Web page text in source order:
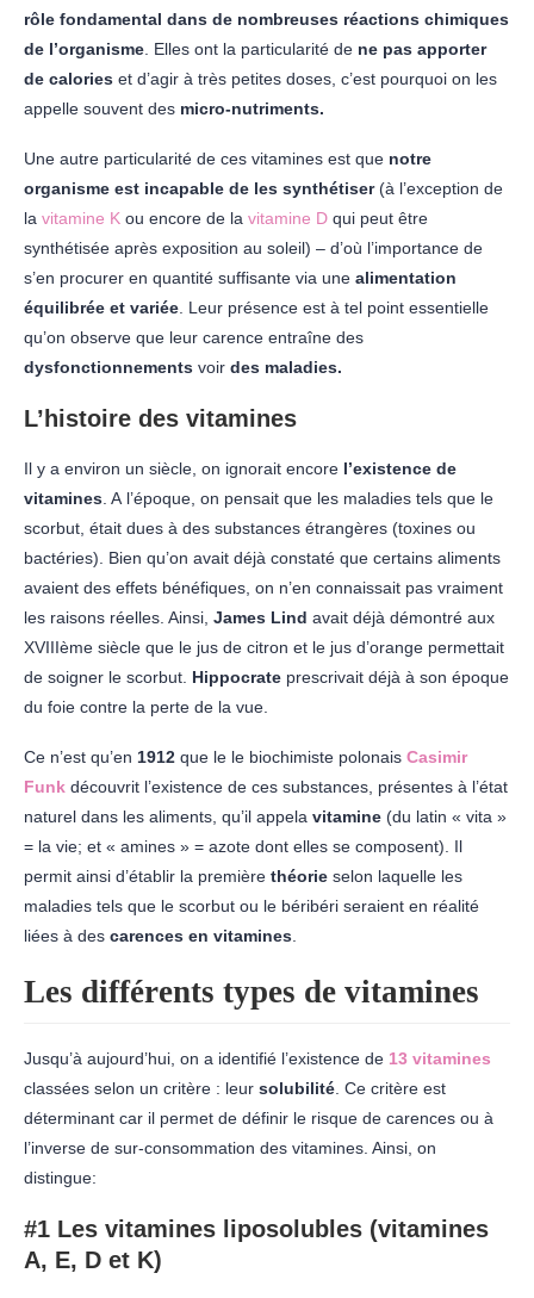
rôle fondamental dans de nombreuses réactions chimiques
de l’organisme . Elles ont la particularité de ne pas apporter
de calories et d’agir à très petites doses, c’est pourquoi on les
appelle souvent des micro-nutriments.
Une autre particularité de ces vitamines est que notre
organisme est incapable de les synthétiser(à l’exception de
la vitamine K ou encore de la vitamine D qui peut être
synthétisée après exposition au soleil) – d’où l’importance de
s’en procurer en quantité suffisante via une alimentation
équilibrée et variée . Leur présence est à tel point essentielle
qu’on observe que leur carence entraîne des
dysfonctionnements voir des maladies.
L’histoire des vitamines
Il y a environ un siècle, on ignorait encore l’existence de
vitamines . A l’époque, on pensait que les maladies tels que le
scorbut, était dues à des substances étrangères (toxines ou
bactéries). Bien qu’on avait déjà constaté que certains aliments
avaient des effets bénéfiques, on n’en connaissait pas vraiment
les raisons réelles. Ainsi, James Lind avait déjà démontré aux
XVIIIème siècle que le jus de citron et le jus d’orange permettait
de soigner le scorbut. Hippocrate prescrivait déjà à son époque
du foie contre la perte de la vue.
Ce n’est qu’en 1912 que le le biochimiste polonais Casimir
Funk découvrit l’existence de ces substances, présentes à l’état
naturel dans les aliments, qu’il appela vitamine (du latin « vita »
= la vie; et « amines » = azote dont elles se composent). Il
permit ainsi d’établir la première théorie selon laquelle les
maladies tels que le scorbut ou le béribéri seraient en réalité
liées à des carences en vitamines
Les différents types de vitamines
Jusqu’à aujourd’hui, on a identifié l’existence de 13 vitamines
classées selon un critère : leur solubilité . Ce critère est
déterminant car il permet de définir le risque de carences ou à
l’inverse de sur-consommation des vitamines. Ainsi, on
distingue:
#1 Les vitamines liposolubles (vitamines
A, E, D et K)